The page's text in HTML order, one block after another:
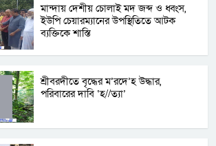
মান্দায় দেশীয় চোলাই মদ জব্দ ও ধ্বংস,
ইউপি চেয়ারম্যানের উপস্থিতিতে আটক
ব্যক্তিকে শাস্তি
শ্রীবরদীতে বৃদ্ধের ম’রদে’হ উদ্ধার,
পরিবারের দাবি ‘হ//ত্যা’